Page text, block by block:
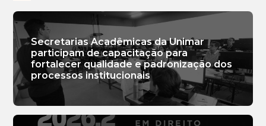
Secretarias Acadêmicas da Unimar
participam de capacitação para
fortalecer qualidade e padronização dos
processos institucionais